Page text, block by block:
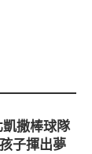
撒棒球隊
子揮出夢